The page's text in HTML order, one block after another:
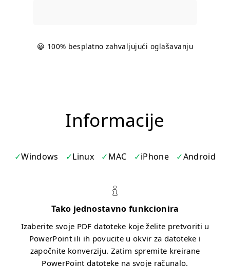
😀 100% besplatno zahvaljujući oglašavanju
Informacije
Windows Linux MAC iPhone Android
Tako jednostavno funkcionira
Izaberite svoje PDF datoteke koje želite pretvoriti u
PowerPoint ili ih povucite u okvir za datoteke i
započnite konverziju. Zatim spremite kreirane
PowerPoint datoteke na svoje računalo.